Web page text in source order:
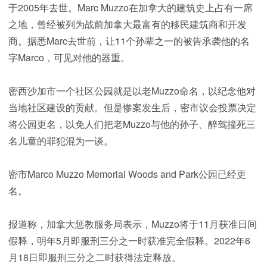
于2005年去世。Marc Muzzo在加拿大的建筑史上占有一席
之地，曾经被列为战前加拿大最富有的移民建筑商和开发
商。据悉Marc去世前，让11个孙辈之一的被告承袭他的名
字Marco，可见对他的器重。
密西沙加市一个社区公园就是以老Muzzo命名，以纪念他对
当地社区建设的贡献。但是惨案发生后，密市议会投票决定
将公园更名，以免人们把老Muzzo与他的孙子、醉驾撞死三
名儿童的罪犯混为一谈。
密市Marco Muzzo Memorial Woods and Park公园已经更
名。
报道称，加拿大惩教服务局表示，Muzzo将于11月获准日间
假释，明年5月即服刑三分之一时获准完全假释。2022年6
月18日即服刑三分之二时获得法定释放。